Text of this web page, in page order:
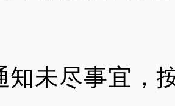
知未尽事宜，